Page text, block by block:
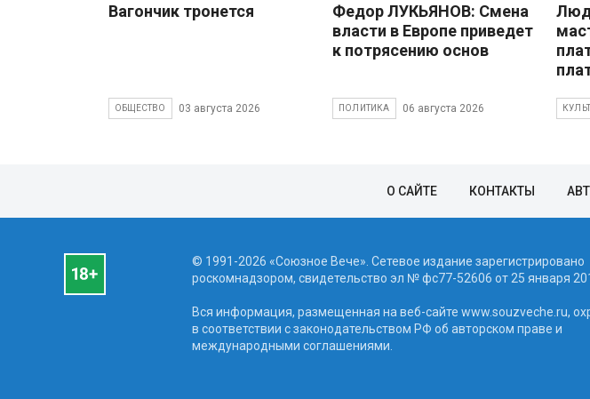
Вагончик тронется
ОБЩЕСТВО 03 августа 2026
Федор ЛУКЬЯНОВ: Смена
власти в Европе приведет
к потрясению основ
ПОЛИТИКА 06 августа 2026
О САЙТЕ КОНТАКТЫ
© 1991-2026 «Союзное Вече». Сетевое издание зарегистрировано
роскомнадзором, свидетельство эл № фc77-52606 от 25 января
Вся информация, размещенная на веб-сайте www.souzveche.ru,
в соответствии с законодательством РФ об авторском праве и
международными соглашениями.